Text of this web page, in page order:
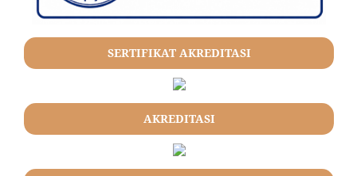
SERTIFIKAT AKREDITASI
AKREDITASI